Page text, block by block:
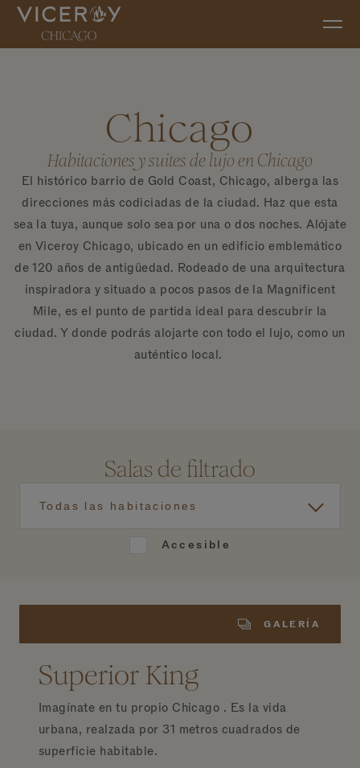
Ir al contenido principal
Chicago
Habitaciones y suites de lujo en Chicago
El histórico barrio de Gold Coast, Chicago, alberga las
direcciones más codiciadas de la ciudad. Haz que esta
sea la tuya, aunque solo sea por una o dos noches. Alójate
en Viceroy Chicago, ubicado en un edificio emblemático
de 120 años de antigüedad. Rodeado de una arquitectura
inspiradora y situado a pocos pasos de la Magnificent
Mile, es el punto de partida ideal para descubrir la
ciudad. Y donde podrás alojarte con todo el lujo, como un
auténtico local.
Salas de filtrado
Todas las habitaciones
Accesible
GALERÍA
Superior King
Imagínate en tu propio Chicago . Es la vida
urbana, realzada por 31 metros cuadrados de
superficie habitable.